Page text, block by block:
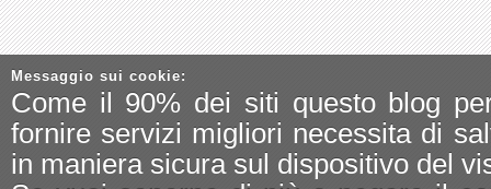
Messaggio sui cookie:
Come il 90% dei siti questo blog
fornire servizi migliori necessita di
in maniera sicura sul dispositivo del